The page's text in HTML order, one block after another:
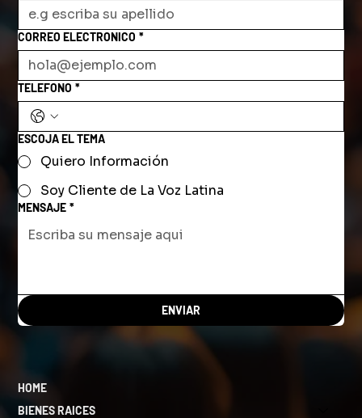
CORREO ELECTRONICO *
TELEFONO *
ESCOJA EL TEMA
Quiero Información
Soy Cliente de La Voz Latina
MENSAJE *
ENVIAR
HOME
BIENES RAICES